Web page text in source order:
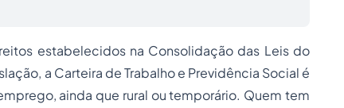
estabelecidos na Consolidação das Leis do
a Carteira de Trabalho e Previdência Social é
ainda que rural ou temporário. Quem tem